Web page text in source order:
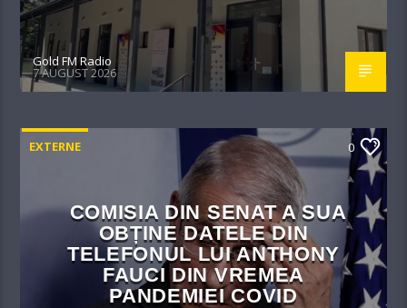
Gold FM Radio
7 AUGUST 2026
EXTERNE 0
COMISIA DIN SENAT A SUA
OBȚINE DATELE DIN
TELEFONUL LUI ANTHONY
FAUCI DIN VREMEA
PANDEMIEI COVID